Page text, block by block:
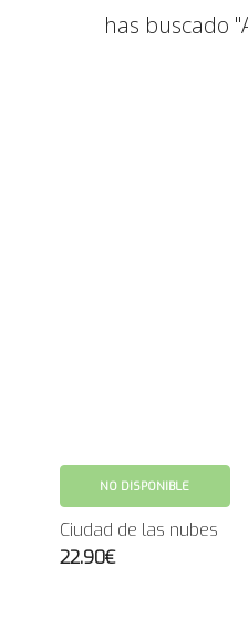
has buscado
NO DISPONIBLE
Ciudad de las nubes
22.90€